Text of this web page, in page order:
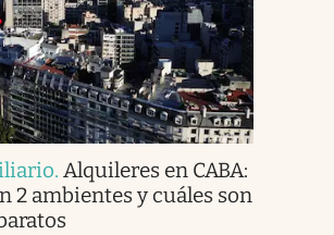
. Alquileres en CABA:
2 ambientes y cuáles son